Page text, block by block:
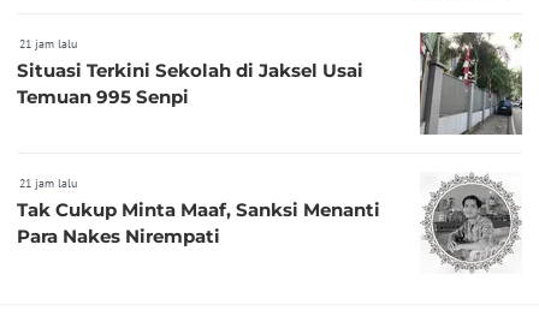
21 jam lalu
Situasi Terkini Sekolah di Jaksel Usai
Temuan 995 Senpi
21 jam lalu
Tak Cukup Minta Maaf, Sanksi Menanti
Para Nakes Nirempati